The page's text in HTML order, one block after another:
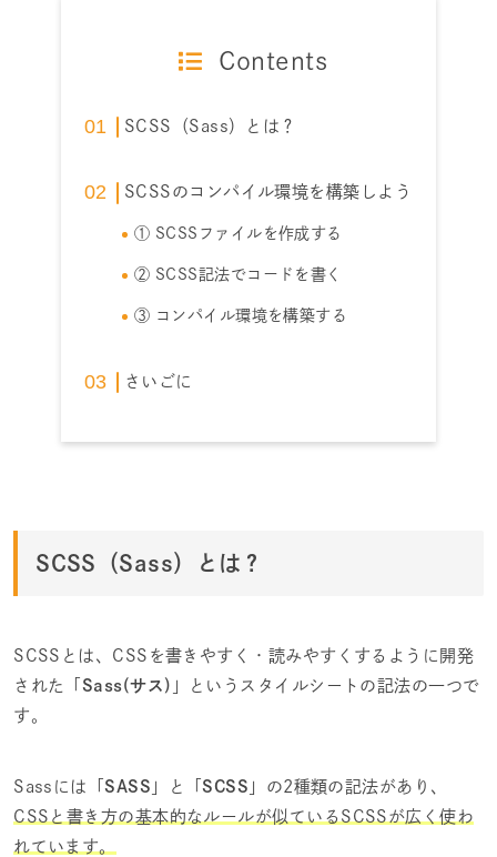
Contents
SCSS（Sass）とは？
SCSSのコンパイル環境を構築しよう
① SCSSファイルを作成する
② SCSS記法でコードを書く
③ コンパイル環境を構築する
さいごに
SCSS（Sass）とは？
SCSSとは、CSSを書きやすく・読みやすくするように開発
された「 Sass(サス) 」というスタイルシートの記法の一つで
す。
Sassには「SASS 」と「SCSS 」の2種類の記法があり、
CSSと書き方の基本的なルールが似ているSCSSが広く使わ
れています。